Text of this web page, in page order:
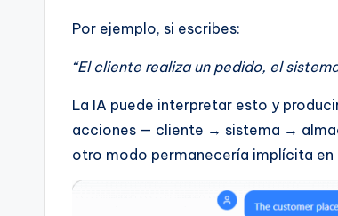
Por ejemplo, si escribes:
“El cliente realiza un pedido, el
La IA puede interpretar esto y
acciones — cliente → sistema →
otro modo permanecería implícita